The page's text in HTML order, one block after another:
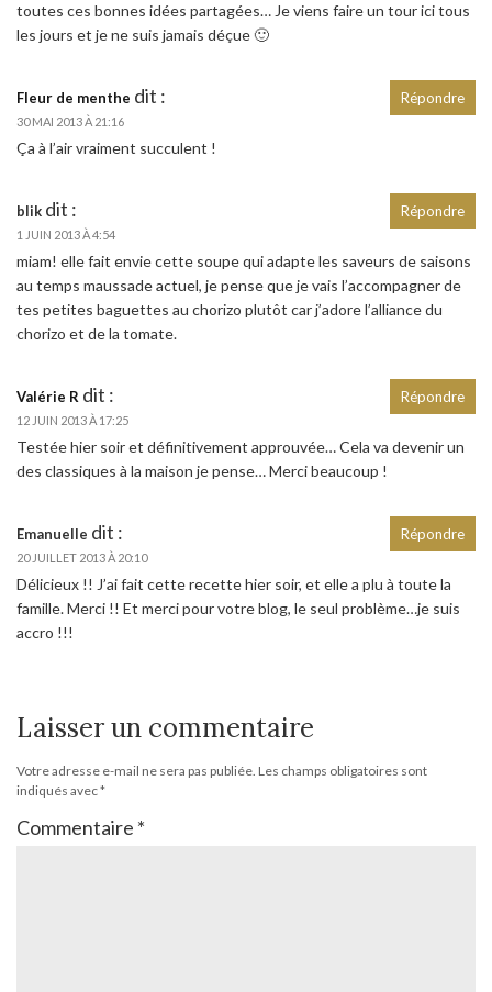
toutes ces bonnes idées partagées… Je viens faire un tour ici tous
les jours et je ne suis jamais déçue 🙂
Fleur de menthe dit :
30 MAI 2013 À 21:16
Ça à l’air vraiment succulent !
Répondre
blik dit :
1 JUIN 2013 À 4:54
miam! elle fait envie cette soupe qui adapte les saveurs de saisons
au temps maussade actuel, je pense que je vais l’accompagner de
tes petites baguettes au chorizo plutôt car j’adore l’alliance du
chorizo et de la tomate.
Répondre
Valérie R dit :
12 JUIN 2013 À 17:25
Testée hier soir et définitivement approuvée… Cela va devenir un
des classiques à la maison je pense… Merci beaucoup !
Répondre
Emanuelle dit :
20 JUILLET 2013 À 20:10
Délicieux !! J’ai fait cette recette hier soir, et elle a plu à toute la
famille. Merci !! Et merci pour votre blog, le seul problème…je suis
accro !!!
Répondre
Laisser un commentaire
Votre adresse e-mail ne sera pas publiée. Les champs obligatoires sont
indiqués avec*
Commentaire *